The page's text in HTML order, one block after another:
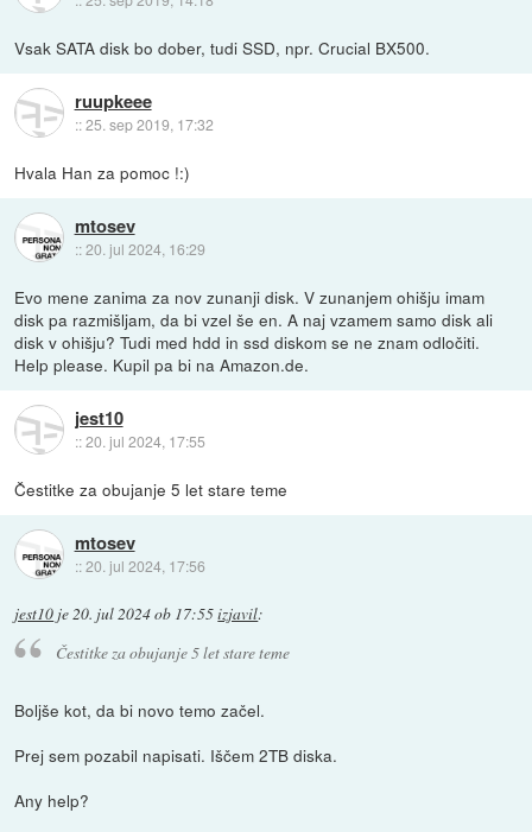
Vsak SATA disk bo dober, tudi SSD, npr. Crucial BX500.
ruupkeee
::25. sep 2019, 17:32
Hvala Han za pomoc !:)
mtosev
::20. jul 2024, 16:29
Evo mene zanima za nov zunanji disk. V zunanjem ohišju imam
disk pa razmišljam, da bi vzel še en. A naj vzamem samo disk ali
disk v ohišju? Tudi med hdd in ssd diskom se ne znam odločiti.
Help please. Kupil pa bi na Amazon.de.
jest10
::20. jul 2024, 17:55
Čestitke za obujanje 5 let stare teme
mtosev
::20. jul 2024, 17:56
jest10 je20. jul 2024 ob 17:55izjavil:
Čestitke za obujanje 5 let stare teme
Boljše kot, da bi novo temo začel.
Prej sem pozabil napisati. Iščem 2TB diska.
Any help?